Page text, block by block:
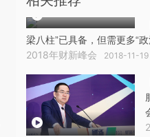
梁八柱”已具备，但需更多“
2018年财新峰会 2018-11-19